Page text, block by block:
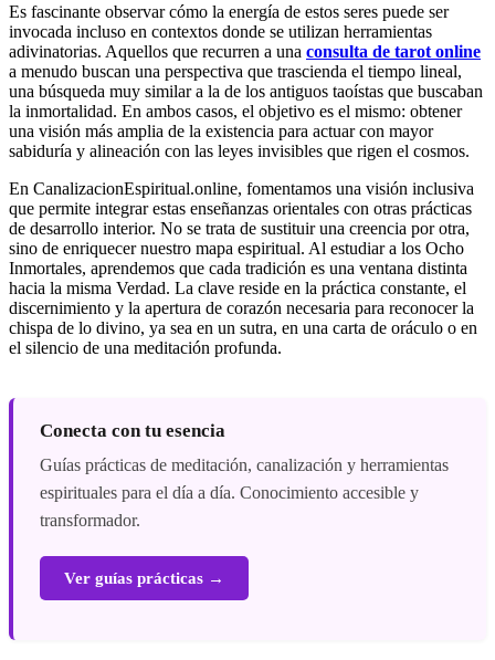
Es fascinante observar cómo la energía de estos seres puede ser
invocada incluso en contextos donde se utilizan herramientas
adivinatorias. Aquellos que recurren a una consulta de tarot online
a menudo buscan una perspectiva que trascienda el tiempo lineal,
una búsqueda muy similar a la de los antiguos taoístas que buscaban
la inmortalidad. En ambos casos, el objetivo es el mismo: obtener
una visión más amplia de la existencia para actuar con mayor
sabiduría y alineación con las leyes invisibles que rigen el cosmos.
En CanalizacionEspiritual.online, fomentamos una visión inclusiva
que permite integrar estas enseñanzas orientales con otras prácticas
de desarrollo interior. No se trata de sustituir una creencia por otra,
sino de enriquecer nuestro mapa espiritual. Al estudiar a los Ocho
Inmortales, aprendemos que cada tradición es una ventana distinta
hacia la misma Verdad. La clave reside en la práctica constante, el
discernimiento y la apertura de corazón necesaria para reconocer la
chispa de lo divino, ya sea en un sutra, en una carta de oráculo o en
el silencio de una meditación profunda.
Conecta con tu esencia
Guías prácticas de meditación, canalización y herramientas
espirituales para el día a día. Conocimiento accesible y
transformador.
Ver guías prácticas →